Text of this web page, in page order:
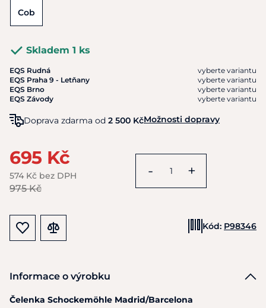
Cob
Skladem 1 ks
EQS Rudná
vyberte variantu
EQS Praha 9 - Letňany
vyberte variantu
EQS Brno
vyberte variantu
EQS Závody
vyberte variantu
Doprava zdarma od 2 500 KčMožnosti dopravy
695 Kč
574 Kč bez DPH
975 Kč
- +
Kód: P98346
Informace o výrobku
Čelenka Schockemöhle Madrid/Barcelona